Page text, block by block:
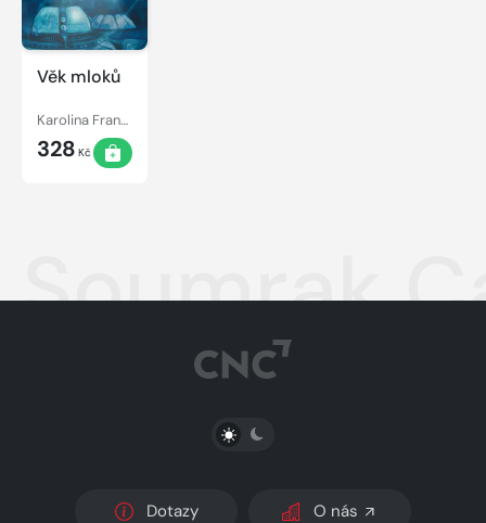
Věk mloků
Karolina Francová
328 Kč
Soumrak
PŘEPNOUT SVĚTLÝ/TMAVÝ REŽIM
Dotazy O nás